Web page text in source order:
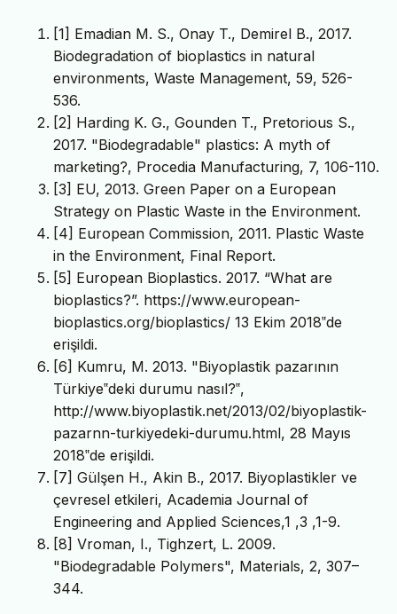
[1] Emadian M. S., Onay T., Demirel B., 2017.
Biodegradation of bioplastics in natural
environments, Waste Management, 59, 526-
536.
[2] Harding K. G., Gounden T., Pretorious S.,
2017. "Biodegradable" plastics: A myth of
marketing?, Procedia Manufacturing, 7, 106-110.
[3] EU, 2013. Green Paper on a European
Strategy on Plastic Waste in the Environment.
[4] European Commission, 2011. Plastic Waste
in the Environment, Final Report.
[5] European Bioplastics. 2017. “What are
bioplastics?”. https://www.european-
bioplastics.org/bioplastics/ 13 Ekim 2018‟de
erişildi.
[6] Kumru, M. 2013. "Biyoplastik pazarının
Türkiye‟deki durumu nasıl?‟,
http://www.biyoplastik.net/2013/02/biyoplastik-
pazarnn-turkiyedeki-durumu.html, 28 Mayıs
2018‟de erişildi.
[7] Gülşen H., Akin B., 2017. Biyoplastikler ve
çevresel etkileri, Academia Journal of
Engineering and Applied Sciences,1 ,3 ,1-9.
[8] Vroman, I., Tighzert, L. 2009.
"Biodegradable Polymers", Materials, 2, 307–
344.